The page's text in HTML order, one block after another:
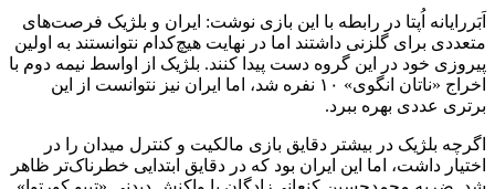
اَبَررایانه اُپتا در رابطه با این بازی نوشت: ایران و بلژیک فرصت‌های
متعددی برای گلزنی داشتند اما در نهایت هیچ‌کدام نتوانستند به اولین
پیروزی خود در این گروه دست پیدا کنند. بلژیک از اواسط نیمه دوم با
اخراج «ناتان انگوی» ۱۰ نفره شد، اما ایران نیز نتوانست از این
برتری عددی بهره ببرد.
اگرچه بلژیک در بیشتر دقایق بازی مالکیت و کنترل میدان را در
اختیار داشت، اما این ایران بود که در دقایق ابتدایی خطرناک‌تر ظاهر